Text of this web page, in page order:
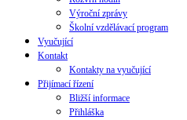
Výroční zprávy
Školní vzdělávací program
Vyučující
Kontakt
Kontakty na vyučující
Přijímací řízení
Bližší informace
Přihláška